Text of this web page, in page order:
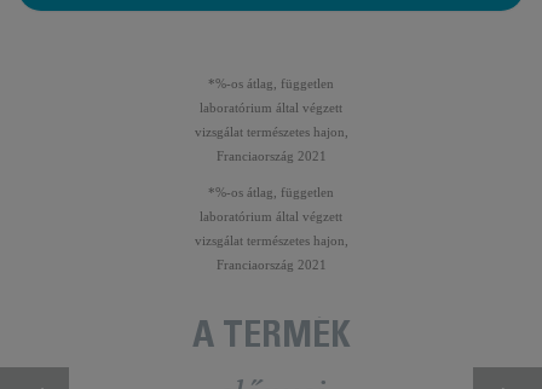
*%-os átlag, független
laboratórium által végzett
vizsgálat természetes hajon,
Franciaország 2021
*%-os átlag, független
laboratórium által végzett
vizsgálat természetes hajon,
Franciaország 2021
A TERMÉK